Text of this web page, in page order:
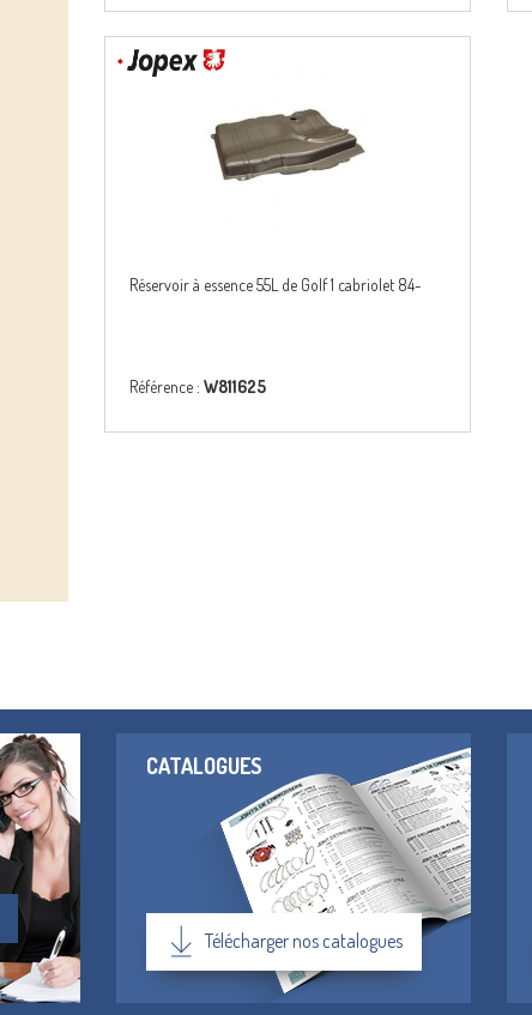
Réservoir à essence 55L de Golf 1 cabriolet 84-
Référence : W811625
CATALOGUES
Télécharger nos catalogues